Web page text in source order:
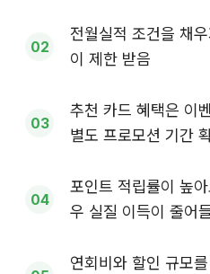
전월실적 조건을 채
이 제한 받음
추천 카드 혜택은 이
별도 프로모션 기간
포인트 적립률이 높
우 실질 이득이 줄어
연회비와 할인 규모